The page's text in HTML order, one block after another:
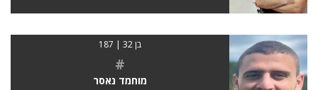
בן 32 | 187
#
מוחמד נאסר